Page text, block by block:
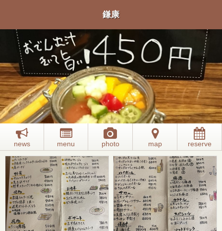
鎌康
news menu photo map reserve